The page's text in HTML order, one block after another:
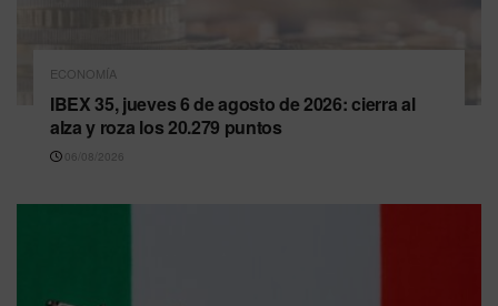
ECONOMÍA
IBEX 35, jueves 6 de agosto de 2026: cierra al
alza y roza los 20.279 puntos
06/08/2026